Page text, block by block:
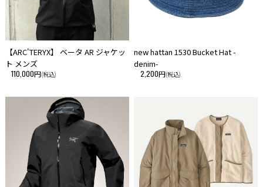
【ARC'TERYX】 ベータ AR ジャケッ
ト メンズ
110,000円(税込)
new hattan 1530 Bucket Hat -
denim-
2,200円(税込)